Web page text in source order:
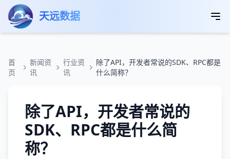
跳转到主要内容
天远数据
首
页
新闻资
讯
行业资
讯
除了API，开发者常说的SDK、RPC都是
什么简称？
除了API，开发者常说的
SDK、RPC都是什么简
称？